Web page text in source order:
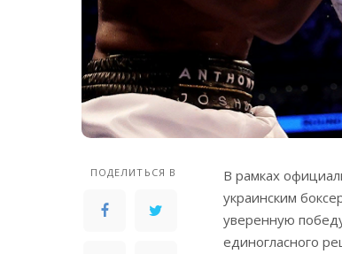
ПОДЕЛИТЬСЯ В
В рамках
украинским
уверенную
единогласного